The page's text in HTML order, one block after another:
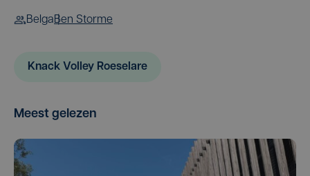
BelgaBen Storme
Knack Volley Roeselare
Meest gelezen